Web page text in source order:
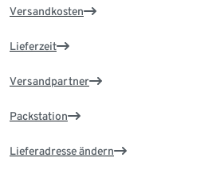
Versandkosten
Lieferzeit
Versandpartner
Packstation
Lieferadresse ändern